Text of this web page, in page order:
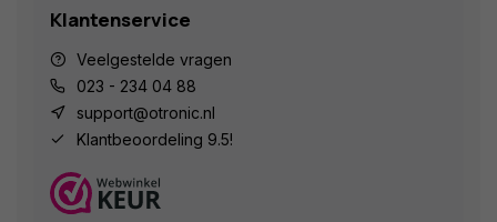
Klantenservice
Veelgestelde vragen
023 - 234 04 88
support@otronic.nl
Klantbeoordeling 9.5!